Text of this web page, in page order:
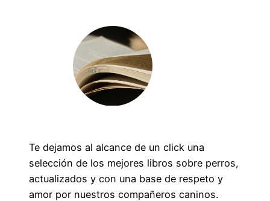
Te dejamos al alcance de un click una
selección de los mejores libros sobre perros,
actualizados y con una base de respeto y
amor por nuestros compañeros caninos.